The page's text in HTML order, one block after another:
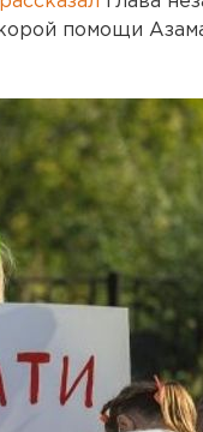
помощи